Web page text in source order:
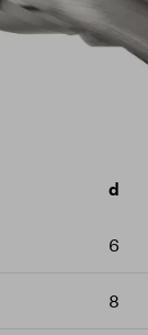
d
6
8